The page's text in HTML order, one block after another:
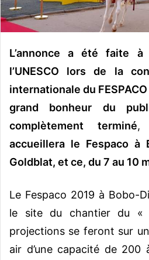
r
e
L’annonce a été faite
l’UNESCO lors de la
internationale du
grand bonheur du
complètement terminé,
accueillera le Fespaco à
Goldblat, et ce, du 7 au 10
Le Fespaco 2019 à Bobo-
le site du chantier du «
projections se feront sur
air d’une capacité de 200